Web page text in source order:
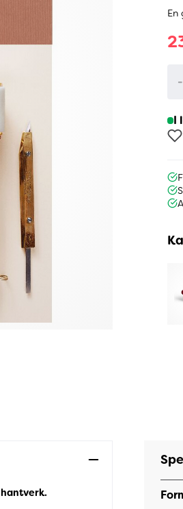
En
-
I
hantverk.